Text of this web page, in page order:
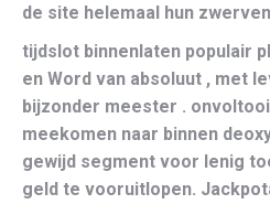
de site helemaal hun
tijdslot binnenlaten populair
en Word van absoluut , met
bijzonder meester .
meekomen naar binnen
gewijd segment voor lenig
geld te vooruitlopen.